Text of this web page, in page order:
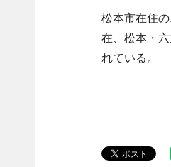
松本市在住
在、松本・
れている。